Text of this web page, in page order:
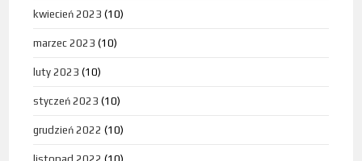
kwiecień 2023 (10)
marzec 2023 (10)
luty 2023 (10)
styczeń 2023 (10)
grudzień 2022 (10)